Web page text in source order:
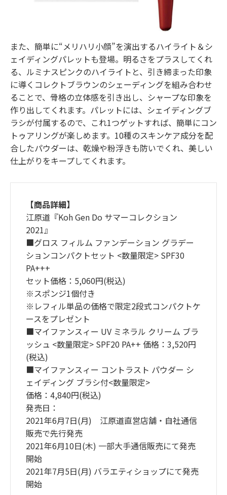
また、簡単に“メリハリ小顔”を演出するハイライト＆シ
ェイディングパレットも登場。明るさをプラスしてくれ
る、ルミナスピンクのハイライトと、引き締まった印象
に導くコレクトブラウンのシェーディングを組み合わせ
ることで、骨格の立体感を引き出し、シャープな印象を
作り出してくれます。パレットには、シェイディングブ
ラシが付属するので、これ1つゲットすれば、簡単にコン
トゥアリングが楽しめます。10種のスキンケア成分を配
合したパウダーは、乾燥や粉浮きも防いでくれ、美しい
仕上がりをキープしてくれます。
【商品詳細】
江原道『Koh Gen Do サマーコレクション
2021』
■グロス フィルム ファンデーション グラデー
ションコンパクトセット <数量限定> SPF30
PA+++
セット価格：5,060円(税込)
※スポンジ1個付き
※レフィル単品の価格で限定2段式コンパクトケ
ースをプレゼント
■マイファンスィー UV ミネラル クリーム ブラ
ッシュ <数量限定> SPF20 PA++ 価格：3,520円
(税込)
■マイファンスィー コントラスト パウダー シ
ェイディング ブラシ付<数量限定>
価格：4,840円(税込)
発売日：
2021年6月7日(月) 江原道直営店舗・自社通信
販売で先行発売
2021年6月10日(木) 一部大手通信販売にて発売
開始
2021年7月5日(月) バラエティショップにて発売
開始